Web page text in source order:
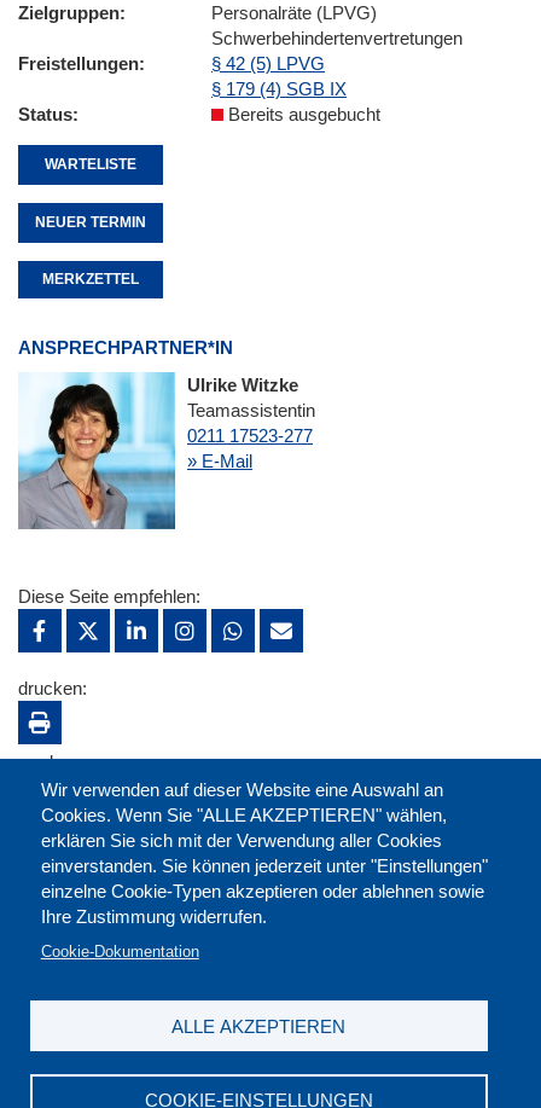
Zielgruppen
Personalräte (LPVG)
Schwerbehindertenvertretungen
Freistellungen
§ 42 (5) LPVG
§ 179 (4) SGB IX
Status
Bereits ausgebucht
WARTELISTE
NEUER TERMIN
MERKZETTEL
ANSPRECHPARTNER*IN
Ulrike Witzke
Teamassistentin
0211 17523-277
» E-Mail
Wir verwenden auf dieser Website eine Auswahl an
Cookies. Wenn Sie "ALLE AKZEPTIEREN" wählen,
erklären Sie sich mit der Verwendung aller Cookies
einverstanden. Sie können jederzeit unter "Einstellungen"
einzelne Cookie-Typen akzeptieren oder ablehnen sowie
Ihre Zustimmung widerrufen.
Cookie-Dokumentation
COOKIE-EINSTELLUNGEN
ALLE AKZEPTIEREN
Diese Seite empfehlen:
drucken:
merken: